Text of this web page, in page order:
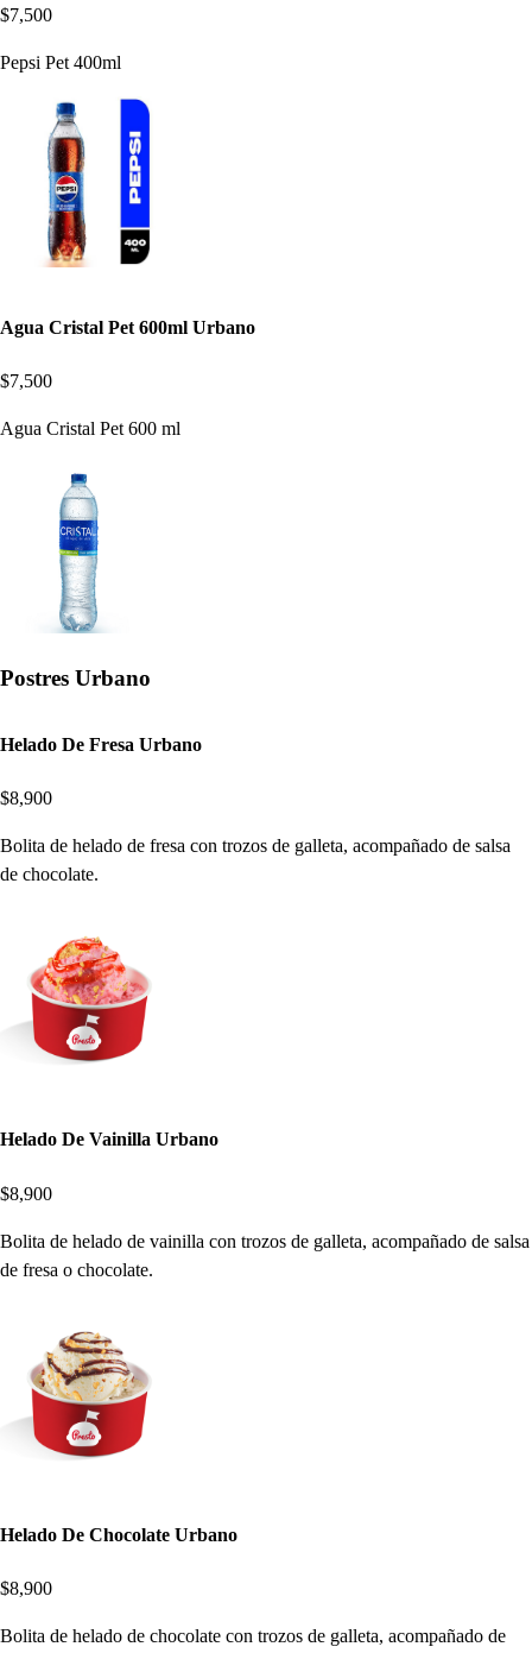
$7,500
Pepsi Pet 400ml
Agua Cristal Pet 600ml Urbano
$7,500
Agua Cristal Pet 600 ml
Postres Urbano
Helado De Fresa Urbano
$8,900
Bolita de helado de fresa con trozos de galleta, acompañado de salsa
de chocolate.
Helado De Vainilla Urbano
$8,900
Bolita de helado de vainilla con trozos de galleta, acompañado de salsa
de fresa o chocolate.
Helado De Chocolate Urbano
$8,900
Bolita de helado de chocolate con trozos de galleta, acompañado de